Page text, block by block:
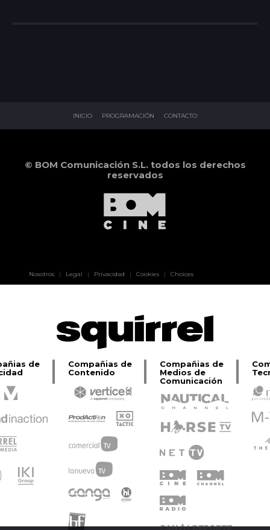
INICIO PROGRAMACIÓN CONTACTO
© BOM Comunicación S.L. todos los derechos
reservados
Nosotros | Legal | Privacidad | Cookies | Choices
de
Compañias de
Contenido
Compañias de
Medios de
Comunicación